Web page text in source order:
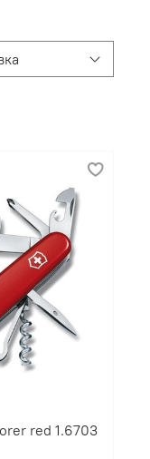
red 1.6703